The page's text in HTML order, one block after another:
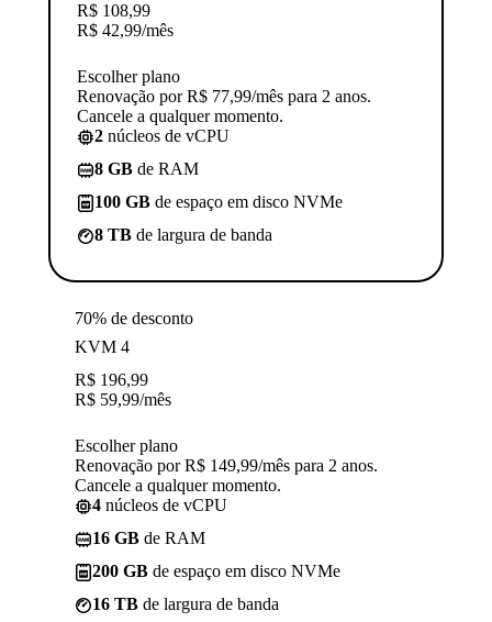
R$ 108,99
R$ 42,99/mês
Escolher plano
Renovação por R$ 77,99/mês para 2 anos.
Cancele a qualquer momento.
2 núcleos de vCPU
8 GB de RAM
100 GB de espaço em disco NVMe
8 TB de largura de banda
70% de desconto
KVM 4
R$ 196,99
R$ 59,99/mês
Escolher plano
Renovação por R$ 149,99/mês para 2 anos.
Cancele a qualquer momento.
4 núcleos de vCPU
16 GB de RAM
200 GB de espaço em disco NVMe
16 TB de largura de banda